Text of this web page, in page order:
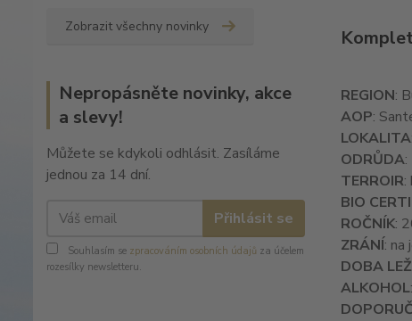
Zobrazit všechny novinky
Nepropásněte novinky, akce
a slevy!
Můžete se kdykoli odhlásit. Zasíláme
jednou za 14 dní.
Přihlásit se
Souhlasím se zpracováním osobních údajů za účelem
rozesílky newsletteru.
REGION:
AOP:
LOKALITA
ODRŮDA:
TERROIR:
BIO
ROČNÍK:
ZRÁNÍ: na
DOBA
ALKOHOL